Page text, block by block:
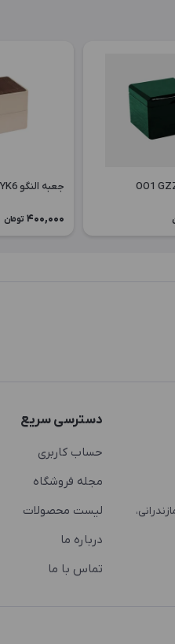
جعبه النگو OP1 GYK6
400,000 تومان
دسترسی سریع
حساب کاربری
مجله فروشگاه
لیست محصولات
درباره ما
تماس با ما